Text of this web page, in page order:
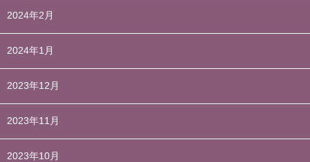
2024年2月
2024年1月
2023年12月
2023年11月
2023年10月